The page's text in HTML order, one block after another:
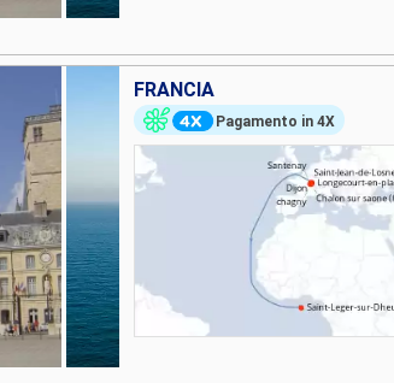
FRANCIA
Pagamento in 4X